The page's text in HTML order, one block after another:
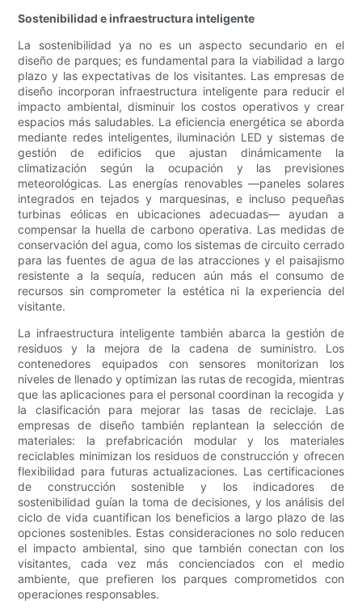
Sostenibilidad e infraestructura inteligente
La sostenibilidad ya no es un aspecto secundario en el
diseño de parques; es fundamental para la viabilidad a largo
plazo y las expectativas de los visitantes. Las empresas de
diseño incorporan infraestructura inteligente para reducir el
impacto ambiental, disminuir los costos operativos y crear
espacios más saludables. La eficiencia energética se aborda
mediante redes inteligentes, iluminación LED y sistemas de
gestión de edificios que ajustan dinámicamente la
climatización según la ocupación y las previsiones
meteorológicas. Las energías renovables —paneles solares
integrados en tejados y marquesinas, e incluso pequeñas
turbinas eólicas en ubicaciones adecuadas— ayudan a
compensar la huella de carbono operativa. Las medidas de
conservación del agua, como los sistemas de circuito cerrado
para las fuentes de agua de las atracciones y el paisajismo
resistente a la sequía, reducen aún más el consumo de
recursos sin comprometer la estética ni la experiencia del
visitante.
La infraestructura inteligente también abarca la gestión de
residuos y la mejora de la cadena de suministro. Los
contenedores equipados con sensores monitorizan los
niveles de llenado y optimizan las rutas de recogida, mientras
que las aplicaciones para el personal coordinan la recogida y
la clasificación para mejorar las tasas de reciclaje. Las
empresas de diseño también replantean la selección de
materiales: la prefabricación modular y los materiales
reciclables minimizan los residuos de construcción y ofrecen
flexibilidad para futuras actualizaciones. Las certificaciones
de construcción sostenible y los indicadores de
sostenibilidad guían la toma de decisiones, y los análisis del
ciclo de vida cuantifican los beneficios a largo plazo de las
opciones sostenibles. Estas consideraciones no solo reducen
el impacto ambiental, sino que también conectan con los
visitantes, cada vez más concienciados con el medio
ambiente, que prefieren los parques comprometidos con
operaciones responsables.